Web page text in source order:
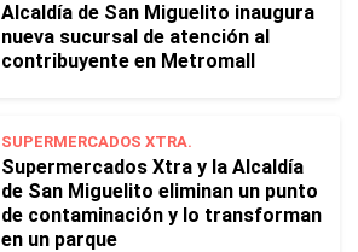
Alcaldía de San Miguelito inaugura
nueva sucursal de atención al
contribuyente en Metromall
SUPERMERCADOS XTRA.
Supermercados Xtra y la Alcaldía
de San Miguelito eliminan un punto
de contaminación y lo transforman
en un parque